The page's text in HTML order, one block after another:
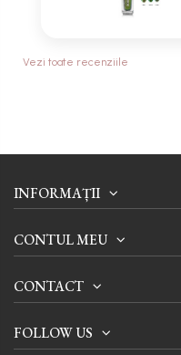
Vezi toate recenziile
INFORMAȚII
CONTUL MEU
CONTACT
FOLLOW US